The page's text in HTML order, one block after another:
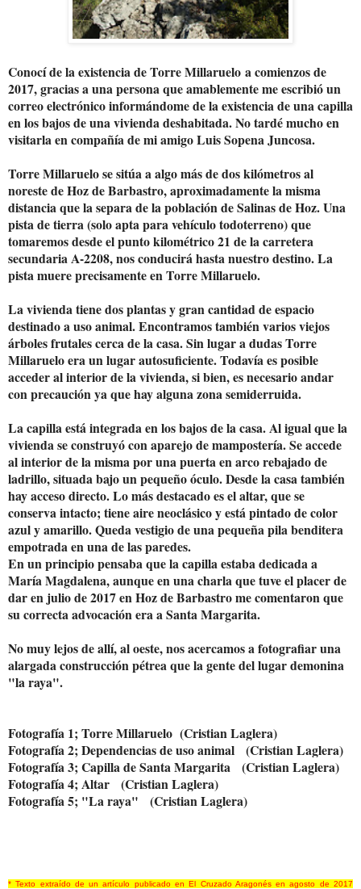
Conocí de la existencia de Torre Millaruelo a comienzos de
2017, gracias a una persona que amablemente me escribió un
correo electrónico informándome de la existencia de una capilla
en los bajos de una vivienda deshabitada. No tardé mucho en
visitarla en compañía de mi amigo Luis Sopena Juncosa.
Torre Millaruelo se sitúa a algo más de dos kilómetros al
noreste de Hoz de Barbastro, aproximadamente la misma
distancia que la separa de la población de Salinas de Hoz. Una
pista de tierra (solo apta para vehículo todoterreno) que
tomaremos desde el punto kilométrico 21 de la carretera
secundaria A-2208, nos conducirá hasta nuestro destino. La
pista muere precisamente en Torre Millaruelo.
La vivienda tiene dos plantas y gran cantidad de espacio
destinado a uso animal. Encontramos también varios viejos
árboles frutales cerca de la casa. Sin lugar a dudas Torre
Millaruelo era un lugar autosuficiente. Todavía es posible
acceder al interior de la vivienda, si bien, es necesario andar
con precaución ya que hay alguna zona semiderruida.
La capilla está integrada en los bajos de la casa. Al igual que la
vivienda se construyó con aparejo de mampostería. Se accede
al interior de la misma por una puerta en arco rebajado de
ladrillo, situada bajo un pequeño óculo. Desde la casa también
hay acceso directo. Lo más destacado es el altar, que se
conserva intacto; tiene aire neoclásico y está pintado de color
azul y amarillo. Queda vestigio de una pequeña pila benditera
empotrada en una de las paredes.
En un principio pensaba que la capilla estaba dedicada a
María Magdalena, aunque en una charla que tuve el placer de
dar en julio de 2017 en Hoz de Barbastro me comentaron que
su correcta advocación era a Santa Margarita.
No muy lejos de allí, al oeste, nos acercamos a fotografiar una
alargada construcción pétrea que la gente del lugar demonina
"la raya".
Fotografía 1; Torre Millaruelo (Cristian Laglera)
Fotografía 2; Dependencias de uso animal (Cristian Laglera)
Fotografía 3; Capilla de Santa Margarita (Cristian Laglera)
Fotografía 4; Altar (Cristian Laglera)
Fotografía 5; "La raya" (Cristian Laglera)
* Texto extraído de un artículo publicado en El Cruzado Aragonés en agosto de 2017